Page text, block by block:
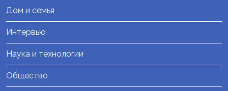
Дом и семья
Интервью
Наука и технологии
Общество